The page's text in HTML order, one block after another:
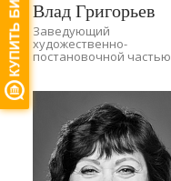
Влад Григорьев
Заведующий
художественно-
постановочной частью